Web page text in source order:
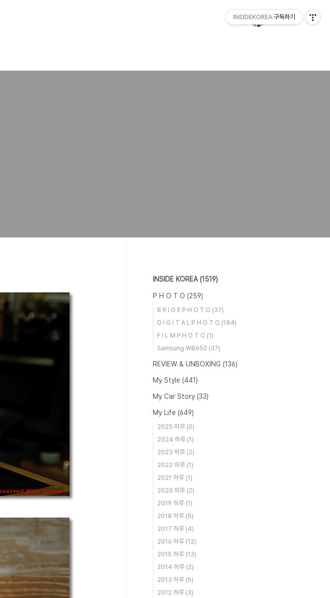
INSIDE KOREA (1519)
P H O T O (259)
B R I G E P H O T O (37)
D I G I T A L P H O T O (184)
F I L M P H O T O (1)
Samsung WB650 (37)
REVIEW & UNBOXING (136)
My Style (441)
My Car Story (33)
My Life (649)
2025 하루 (0)
2024 하루 (1)
2023 하루 (2)
2022 하루 (1)
2021 하루 (1)
2020 하루 (2)
2019 하루 (1)
2018 하루 (5)
2017 하루 (4)
2016 하루 (12)
2015 하루 (13)
2014 하루 (2)
2013 하루 (5)
2012 하루 (3)
INSIDEKOREA 구독하기